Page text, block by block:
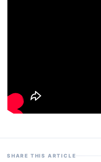
SHARE THIS ARTICLE